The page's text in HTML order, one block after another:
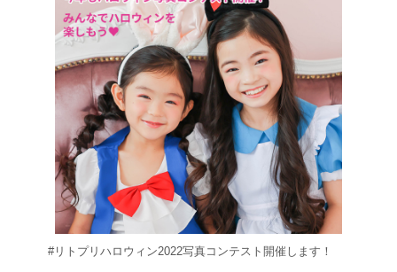
#リトプリハロウィン2022写真コンテスト開催します！